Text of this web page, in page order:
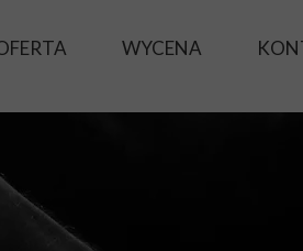
WYCENA